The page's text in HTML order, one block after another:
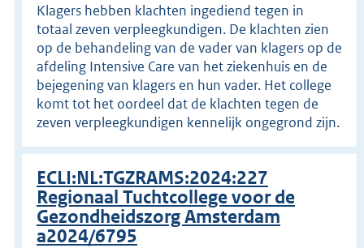
Klagers hebben klachten ingediend tegen in
totaal zeven verpleegkundigen. De klachten zien
op de behandeling van de vader van klagers op de
afdeling Intensive Care van het ziekenhuis en de
bejegening van klagers en hun vader. Het college
komt tot het oordeel dat de klachten tegen de
zeven verpleegkundigen kennelijk ongegrond zijn.
ECLI:NL:TGZRAMS:2024:227
Regionaal Tuchtcollege voor de
Gezondheidszorg Amsterdam
a2024/6795